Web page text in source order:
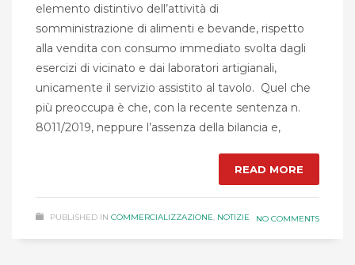
elemento distintivo dell’attività di
somministrazione di alimenti e bevande, rispetto
alla vendita con consumo immediato svolta dagli
esercizi di vicinato e dai laboratori artigianali,
unicamente il servizio assistito al tavolo. Quel che
più preoccupa è che, con la recente sentenza n.
8011/2019, neppure l’assenza della bilancia e,
READ MORE
PUBLISHED IN COMMERCIALIZZAZIONE, NOTIZIE NO COMMENTS